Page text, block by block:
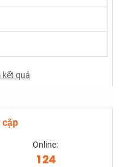
kết quả
Online:
124